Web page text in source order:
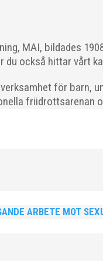
MAI, bildades
också hittar vårt
för barn,
friidrottsarenan
ARBETE MOT
in alla friidrottare
vann dubbla
plockade